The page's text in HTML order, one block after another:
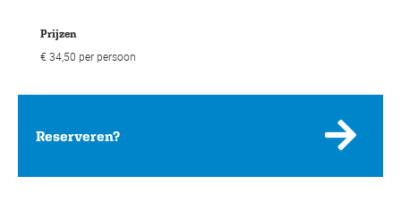
Prijzen
€ 34,50 per persoon
Reserveren?